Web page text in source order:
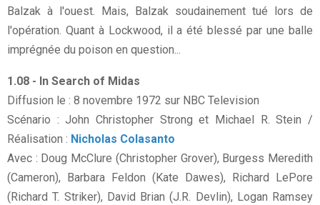
Balzak à l'ouest. Mais, Balzak soudainement tué lors de
l'opération. Quant à Lockwood, il a été blessé par une balle
imprégnée du poison en question...
1.08 - In Search of Midas
Diffusion le : 8 novembre 1972 sur NBC Television
Scénario : John Christopher Strong et Michael R. Stein /
Réalisation : Nicholas Colasanto
Avec : Doug McClure (Christopher Grover), Burgess Meredith
(Cameron), Barbara Feldon (Kate Dawes), Richard LePore
(Richard T. Striker), David Brian (J.R. Devlin), Logan Ramsey